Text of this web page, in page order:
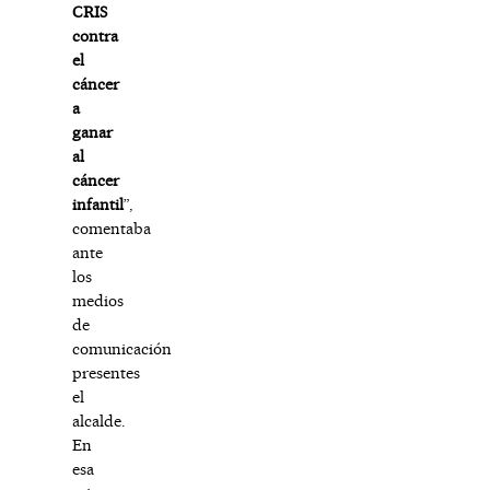
CRIS
contra
el
cáncer
a
ganar
al
cáncer
infantil”,
comentaba
ante
los
medios
de
comunicación
presentes
el
alcalde.
En
esa